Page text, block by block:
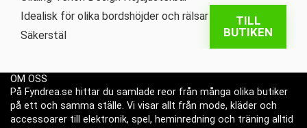
TILL
BUTIKEN
OM OSS
På Fyndrea.se hittar du samlade reor från många olika butiker
på ett och samma ställe. Vi visar allt från mode, kläder och
accessoarer till elektronik, spel, heminredning och träning alltid